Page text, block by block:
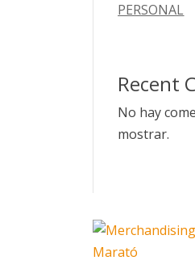
PERSONAL
Recent
No hay
mostrar.